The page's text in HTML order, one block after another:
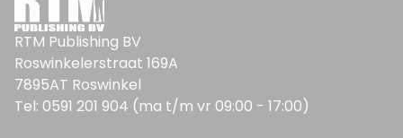
RTM Publishing BV
Roswinkelerstraat 169A
7895AT Roswinkel
Tel: 0591 201 904 (ma t/m vr 09:00 - 17:00)